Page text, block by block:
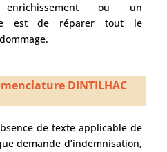
ou un
est de réparer tout le
DINTILHAC
de texte applicable de
demande d’indemnisation,